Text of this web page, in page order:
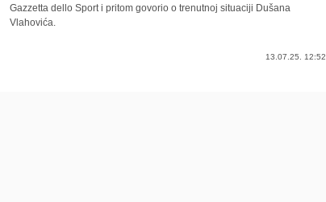
Gazzetta dello Sport i pritom govorio o trenutnoj situaciji Dušana
Vlahovića.
13.07.25. 12:52